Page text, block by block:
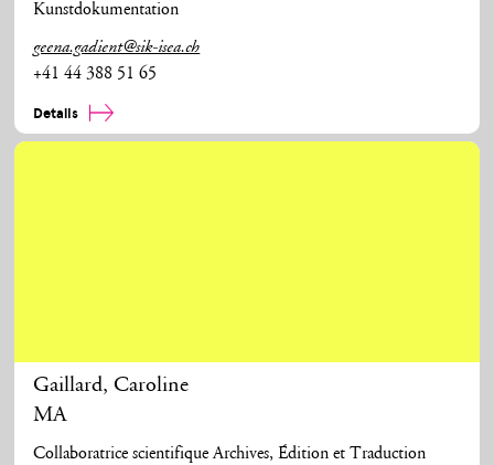
Kunstdokumentation
geena.gadient@sik-isea.ch
+41 44 388 51 65
Details
Gaillard,Caroline
MA
Collaboratrice scientifique Archives, Édition et Traduction